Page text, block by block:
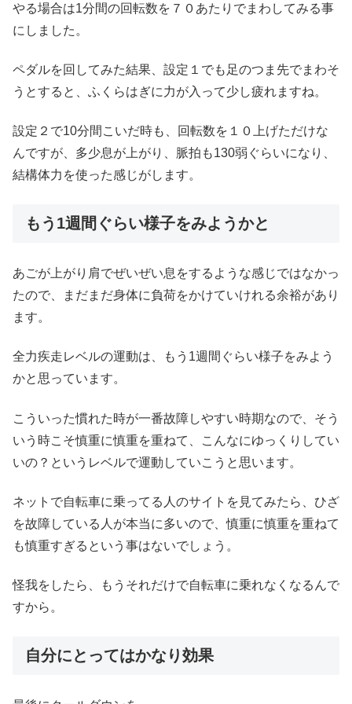
やる場合は1分間の回転数を７０あたりでまわしてみる事
にしました。
ペダルを回してみた結果、設定１でも足のつま先でまわそ
うとすると、ふくらはぎに力が入って少し疲れますね。
設定２で10分間こいだ時も、回転数を１０上げただけな
んですが、多少息が上がり、脈拍も130弱ぐらいになり、
結構体力を使った感じがします。
もう1週間ぐらい様子をみようかと
あごが上がり肩でぜいぜい息をするような感じではなかっ
たので、まだまだ身体に負荷をかけていけれる余裕があり
ます。
全力疾走レベルの運動は、もう1週間ぐらい様子をみよう
かと思っています。
こういった慣れた時が一番故障しやすい時期なので、そう
いう時こそ慎重に慎重を重ねて、こんなにゆっくりしてい
いの？というレベルで運動していこうと思います。
ネットで自転車に乗ってる人のサイトを見てみたら、ひざ
を故障している人が本当に多いので、慎重に慎重を重ねて
も慎重すぎるという事はないでしょう。
怪我をしたら、もうそれだけで自転車に乗れなくなるんで
すから。
自分にとってはかなり効果